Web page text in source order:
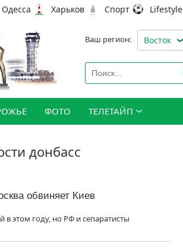
Одесса Харьков Спорт Lifestyle
Ваш регион: Восток
ФОТО ТЕЛЕТАЙП
донбасс
обвиняет Киев
в этом году, но РФ и сепаратисты